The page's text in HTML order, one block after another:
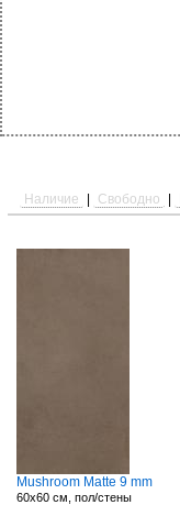
Наличие Свободно
Mushroom Matte 9 mm
60x60 см, пол/стены